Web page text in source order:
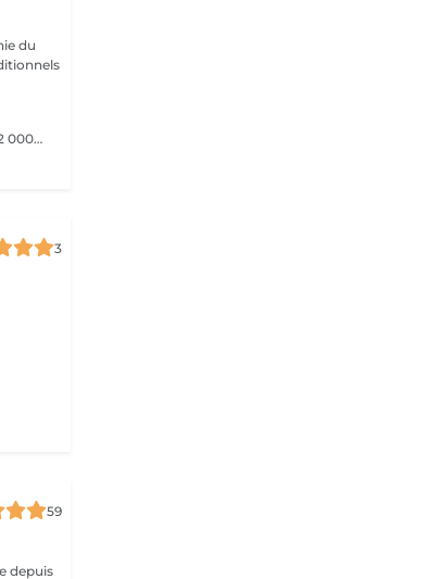
du
Le massage traditionnel chinois est pratiqué depuis plus de 2 000 ans. Cette pratique ancestrale vise à libérer la circulation de l'énergie dans le corps. Différentes techniques permettent de rétablir une bonne santé, notamment le pétrissage, le roulement et la pression profonde appliquée sur des points précis. Le massage chinois contribue également au bien-être général grâce à des tapotements et des pressions le long des méridiens et des points d'acupuncture. Le massage chinois se pratique généralement à travers les vêtements ou un tissu, et nécessite le port de vêtements amples, souples et légers. Il est donc recommandé de porter une tenue confortable et ample (y compris les sous-vêtements). Le travail vise à aider chacun à atteindre un équilibre et un bien-être optimal. Chaque personne étant unique, la praticienne adapte ses techniques de massage aux besoins spécifiques de chacun. Le massage chinois: - débloque les méridiens et améliorer la circulation sanguine - harmonise les fonctions organiques - soulage les tensions musculaires - renforce le système immunitaire - lubrifie les articulations - détend le corps et l'esprit.
3
59
depuis